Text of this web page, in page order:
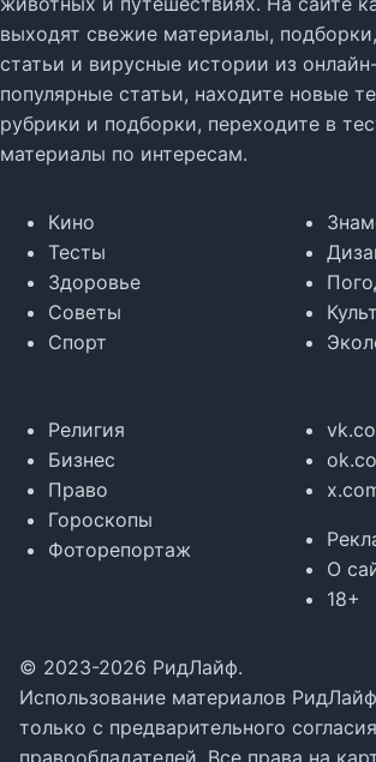
выходят свежие материалы,
статьи и вирусные истории из
популярные статьи, находите новые
рубрики и подборки, переходите в
материалы по интересам.
Кино
Тесты
Здоровье
Советы
Спорт
Религия
Бизнес
Право
Гороскопы
Фоторепортаж
О
18+
© 2023-2026 РидЛайф.
Использование материалов
только с предварительного согласия